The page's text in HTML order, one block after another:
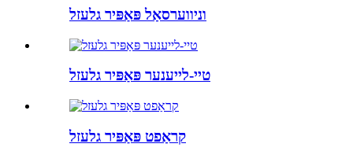
וניווערסאַל פּאַפּיר גלעזל
טיי-לייענער פּאַפּיר גלעזל
קראַפט פּאַפּיר גלעזל